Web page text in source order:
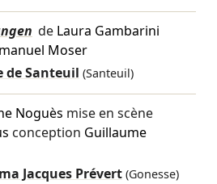
de Laura Gambarini
Moser
de Santeuil (Santeuil)
Noguès mise en scène
conception Guillaume
Jacques Prévert (Gonesse)